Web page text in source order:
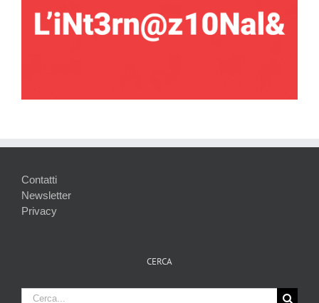
Contatti
Newsletter
Privacy
CERCA
Cerca